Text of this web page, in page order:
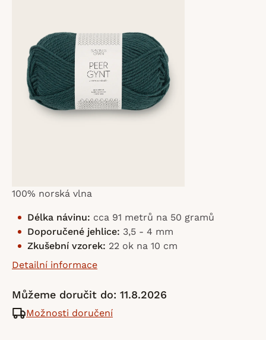
hvězdiček.
Můžeme doručit do: 11.8.2026
Možnosti doručení
100% norská vlna
Délka návinu: cca 91 metrů na 50 gramů
Doporučené jehlice: 3,5 - 4 mm
Zkušební vzorek: 22 ok na 10 cm
Detailní informace